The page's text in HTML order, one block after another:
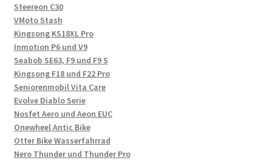
Steereon C30
VMoto Stash
Kingsong KS18XL Pro
Inmotion P6 und V9
Seabob SE63, F9 und F9 S
Kingsong F18 und F22 Pro
Seniorenmobil Vita Care
Evolve Diablo Serie
Nosfet Aero und Aeon EUC
Onewheel Antic Bike
Otter Bike Wasserfahrrad
Nero Thunder und Thunder Pro